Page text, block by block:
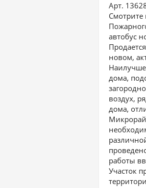
Арт.
Смотрите
автобус
новом,
дома,
воздух,
дома,
работы
Участок